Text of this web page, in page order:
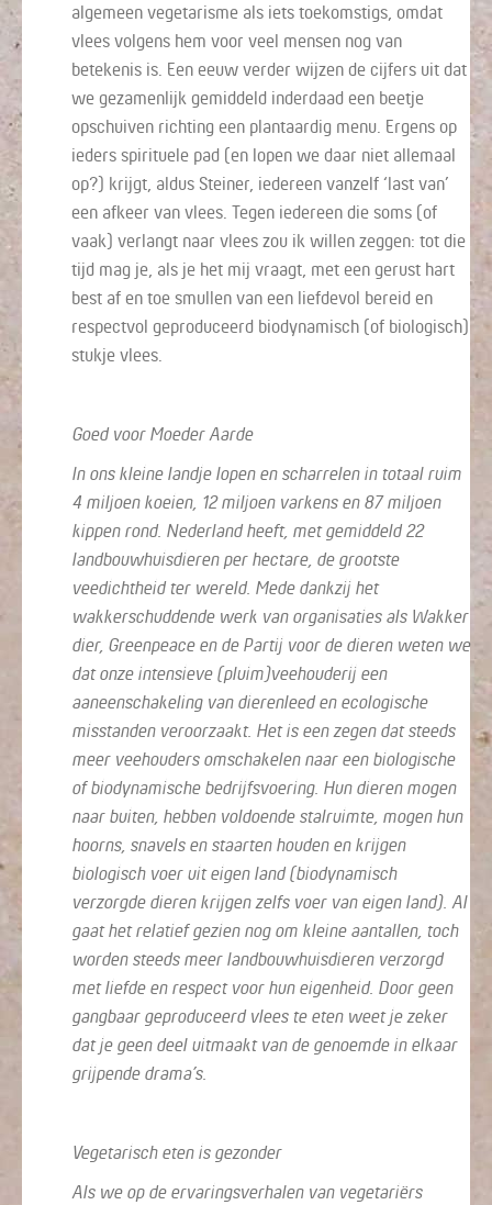
algemeen vegetarisme als iets toekomstigs, omdat
vlees volgens hem voor veel mensen nog van
betekenis is. Een eeuw verder wijzen de cijfers uit dat
we gezamenlijk gemiddeld inderdaad een beetje
opschuiven richting een plantaardig menu. Ergens op
ieders spirituele pad (en lopen we daar niet allemaal
op?) krijgt, aldus Steiner, iedereen vanzelf ‘last van’
een afkeer van vlees. Tegen iedereen die soms (of
vaak) verlangt naar vlees zou ik willen zeggen: tot die
tijd mag je, als je het mij vraagt, met een gerust hart
best af en toe smullen van een liefdevol bereid en
respectvol geproduceerd biodynamisch (of biologisch)
stukje vlees.
Goed voor Moeder Aarde
In ons kleine landje lopen en scharrelen in totaal ruim
4 miljoen koeien, 12 miljoen varkens en 87 miljoen
kippen rond. Nederland heeft, met gemiddeld 22
landbouwhuisdieren per hectare, de grootste
veedichtheid ter wereld. Mede dankzij het
wakkerschuddende werk van organisaties als Wakker
dier, Greenpeace en de Partij voor de dieren weten we
dat onze intensieve (pluim)veehouderij een
aaneenschakeling van dierenleed en ecologische
misstanden veroorzaakt. Het is een zegen dat steeds
meer veehouders omschakelen naar een biologische
of biodynamische bedrijfsvoering. Hun dieren mogen
naar buiten, hebben voldoende stalruimte, mogen hun
hoorns, snavels en staarten houden en krijgen
biologisch voer uit eigen land (biodynamisch
verzorgde dieren krijgen zelfs voer van eigen land). Al
gaat het relatief gezien nog om kleine aantallen, toch
worden steeds meer landbouwhuisdieren verzorgd
met liefde en respect voor hun eigenheid. Door geen
gangbaar geproduceerd vlees te eten weet je zeker
dat je geen deel uitmaakt van de genoemde in elkaar
grijpende drama’s.
Vegetarisch eten is gezonder
Als we op de ervaringsverhalen van vegetariërs